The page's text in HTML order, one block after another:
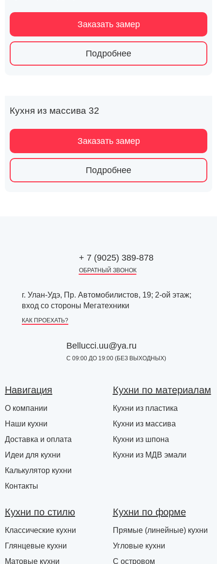
Заказать замер
Подробнее
Кухня из массива 32
Заказать замер
Подробнее
+ 7 (9025) 389-878
ОБРАТНЫЙ ЗВОНОК
г. Улан-Удэ, Пр. Автомобилистов, 19; 2-ой этаж;
вход со стороны Мегатехники
КАК ПРОЕХАТЬ?
Bellucci.uu@ya.ru
С 09:00 ДО 19:00 (БЕЗ ВЫХОДНЫХ)
Навигация
О компании
Наши кухни
Доставка и оплата
Идеи для кухни
Калькулятор кухни
Контакты
Кухни по материалам
Кухни из пластика
Кухни из массива
Кухни из шпона
Кухни из МДВ эмали
Кухни по стилю
Классические кухни
Глянцевые кухни
Матовые кухни
Кухни по форме
Прямые (линейные) кухни
Угловые кухни
С островом